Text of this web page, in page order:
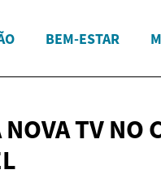
BEM-ESTAR
TV NO